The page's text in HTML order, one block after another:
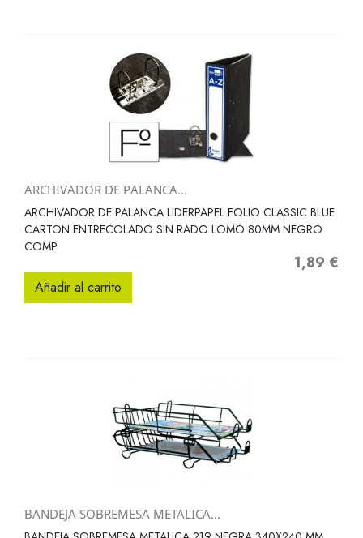
ARCHIVADOR DE PALANCA...
ARCHIVADOR DE PALANCA LIDERPAPEL FOLIO CLASSIC BLUE
CARTON ENTRECOLADO SIN RADO LOMO 80MM NEGRO
COMP
Precio
1,89 €
Añadir al carrito
BANDEJA SOBREMESA METALICA...